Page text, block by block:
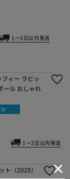
1～3日以内発送
ィー ラビッ
ール おしゃれ
1～3日以内発送
ト（2025）